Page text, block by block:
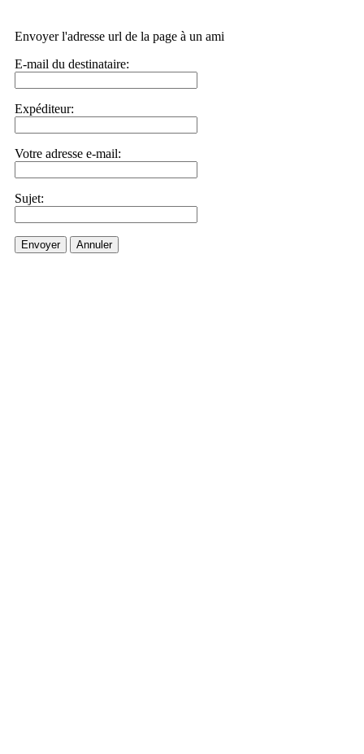
Envoyer l'adresse url de la page à un ami
E-mail du destinataire:
Expéditeur:
Votre adresse e-mail:
Sujet:
Envoyer Annuler